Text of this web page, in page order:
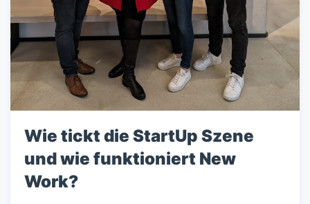
Wie tickt die StartUp Szene
und wie funktioniert New
Work?